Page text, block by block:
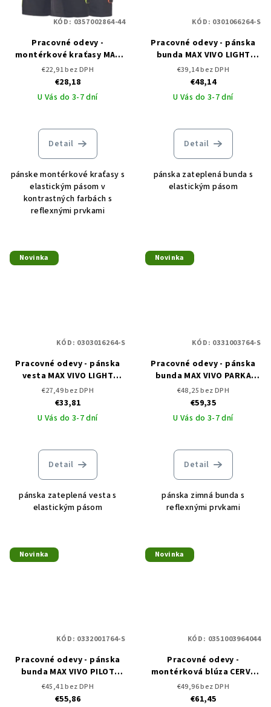
Pracovné odevy -
montérkové kraťasy MAX
VIVO CERVA
€22,91 bez DPH
€28,18
U Vás do 3-7 dní
Detail
pánske montérkové kraťasy s
elastickým pásom v
kontrastných farbách s
reflexnými prvkami
KÓD: 0357002864-44
Pracovné odevy - pánska
bunda MAX VIVO LIGHT
CERVA
€39,14 bez DPH
€48,14
U Vás do 3-7 dní
Detail
pánska zateplená bunda s
elastickým pásom
KÓD: 0301066264-S
Novinka
Pracovné odevy - pánska
vesta MAX VIVO LIGHT
CERVA
€27,49 bez DPH
€33,81
U Vás do 3-7 dní
Detail
pánska zateplená vesta s
elastickým pásom
KÓD: 0303016264-S
Novinka
Pracovné odevy - pánska
bunda MAX VIVO PARKA
CERVA
€48,25 bez DPH
€59,35
U Vás do 3-7 dní
Detail
pánska zimná bunda s
reflexnými prvkami
KÓD: 0331003764-S
Novinka
Pracovné odevy - pánska
bunda MAX VIVO PILOT
CERVA
€45,41 bez DPH
€55,86
KÓD: 0332001764-S
Novinka
Pracovné odevy -
montérková blúza CERVA
MAX VIVO RFLX
€49,96 bez DPH
€61,45
KÓD: 0351003964044